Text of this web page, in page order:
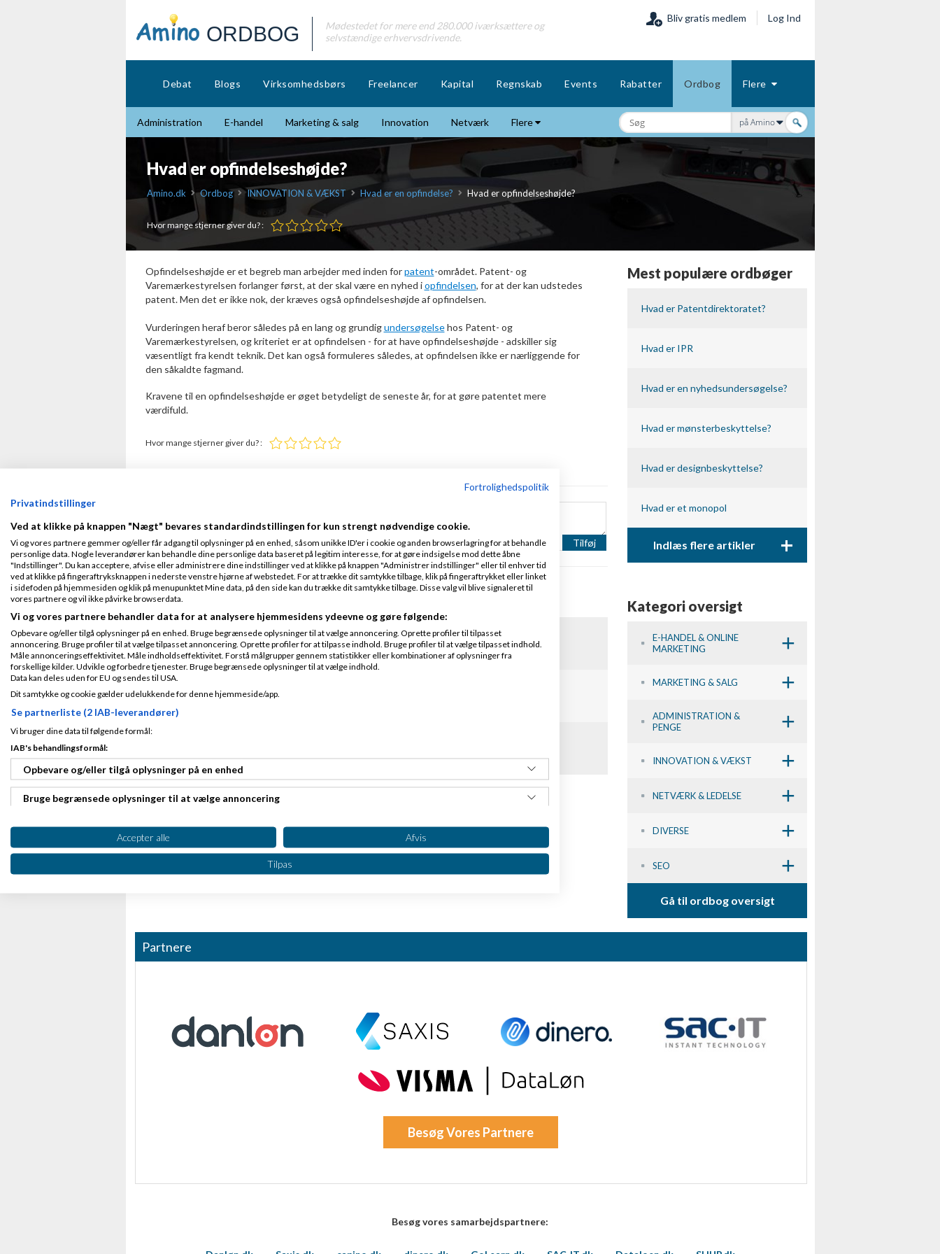
ORDBOG
Mødestedet for mere end 280.000 iværksættere og
selvstændige erhvervsdrivende.
Bliv gratis medlem Log Ind
Debat Blogs Virksomhedsbørs Freelancer Kapital Regnskab Events Rabatter Ordbog Flere
Administration E-handel Marketing & salg Innovation Netværk Flere på Amino
Hvad er opfindelseshøjde?
Amino.dk Ordbog INNOVATION & VÆKST Hvad er en opfindelse? Hvad er opfindelseshøjde?
Hvor mange stjerner giver du? :
Opfindelseshøjde er et begreb man arbejder med inden forpatent-området. Patent- og
Varemærkestyrelsen forlanger først, at der skal være en nyhed iopfindelsen, for at der kan udstedes
patent. Men det er ikke nok, der kræves også opfindelseshøjde af opfindelsen.
Vurderingen heraf beror således på en lang og grundigundersøgelsehos Patent- og
Varemærkestyrelsen, og kriteriet er at opfindelsen - for at have opfindelseshøjde - adskiller sig
væsentligt fra kendt teknik. Det kan også formuleres således, at opfindelsen ikke er nærliggende for
den såkaldte fagmand.
Kravene til en opfindelseshøjde er øget betydeligt de seneste år, for at gøre patentet mere
værdifuld.
Hvor mange stjerner giver du? :
Tilføj
Debatter om opfindelseshøjde
Hvordan sikre jeg...
afNikolaj 3 kommentarer Bedømmelse :
MedicalEngineer
Mest populære ordbøger
Hvad er Patentdirektoratet?
Hvad er IPR
Hvad er en nyhedsundersøgelse?
Hvad er mønsterbeskyttelse?
Hvad er designbeskyttelse?
Hvad er et monopol
Indlæs flere artikler +
Kategori oversigt
E-HANDEL & ONLINE
MARKETING
+
MARKETING & SALG +
ADMINISTRATION &
PENGE
+
INNOVATION & VÆKST +
NETVÆRK & LEDELSE +
DIVERSE +
SEO +
Gå til ordbog oversigt
Partnere
Besøg Vores Partnere
Besøg vores samarbejdspartnere:
Fortrolighedspolitik
Privatindstillinger
Ved at klikke på knappen "Nægt" bevares standardindstillingen for kun strengt nødvendige cookie.
Vi og vores partnere gemmer og/eller får adgang til oplysninger på en enhed, såsom unikke ID'er i cookie og anden browserlagring for at behandle
personlige data. Nogle leverandører kan behandle dine personlige data baseret på legitim interesse, for at gøre indsigelse mod dette åbne
"Indstillinger". Du kan acceptere, afvise eller administrere dine indstillinger ved at klikke på knappen "Administrer indstillinger" eller til enhver tid
ved at klikke på fingeraftryksknappen i nederste venstre hjørne af webstedet. For at trække dit samtykke tilbage, klik på fingeraftrykket eller linket
i sidefoden på hjemmesiden og klik på menupunktet Mine data, på den side kan du trække dit samtykke tilbage. Disse valg vil blive signaleret til
vores partnere og vil ikke påvirke browserdata.
Vi og vores partnere behandler data for at analysere hjemmesidens ydeevne og gøre følgende:
Opbevare og/eller tilgå oplysninger på en enhed. Bruge begrænsede oplysninger til at vælge annoncering. Oprette profiler til tilpasset
annoncering. Bruge profiler til at vælge tilpasset annoncering. Oprette profiler for at tilpasse indhold. Bruge profiler til at vælge tilpasset indhold.
Måle annonceringseffektivitet. Måle indholdseffektivitet. Forstå målgrupper gennem statistikker eller kombinationer af oplysninger fra
forskellige kilder. Udvikle og forbedre tjenester. Bruge begrænsede oplysninger til at vælge indhold.
Data kan deles uden for EU og sendes til USA.
Dit samtykke og cookie gælder udelukkende for denne hjemmeside/app.
Se partnerliste (2 IAB-leverandører)
Vi bruger dine data til følgende formål:
IAB's behandlingsformål:
Opbevare og/eller tilgå oplysninger på en enhed
Bruge begrænsede oplysninger til at vælge annoncering
Oprette profiler til tilpasset annoncering
Bruge profiler til at vælge tilpasset annoncering
Måle annonceringseffektivitet
Accepter alle Afvis
Tilpas